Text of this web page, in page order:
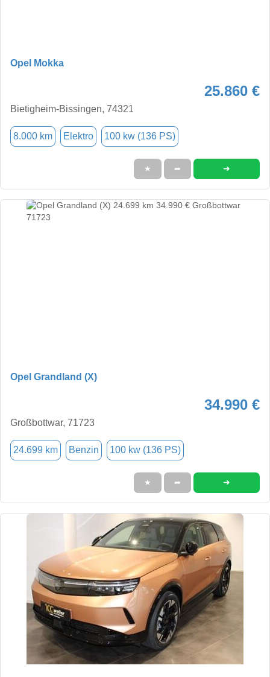
Opel Mokka
25.860 €
Bietigheim-Bissingen, 74321
8.000 km Elektro 100 kw (136 PS)
★ ➦ ➜
Opel Grandland (X)
34.990 €
Großbottwar, 71723
24.699 km Benzin 100 kw (136 PS)
★ ➦ ➜